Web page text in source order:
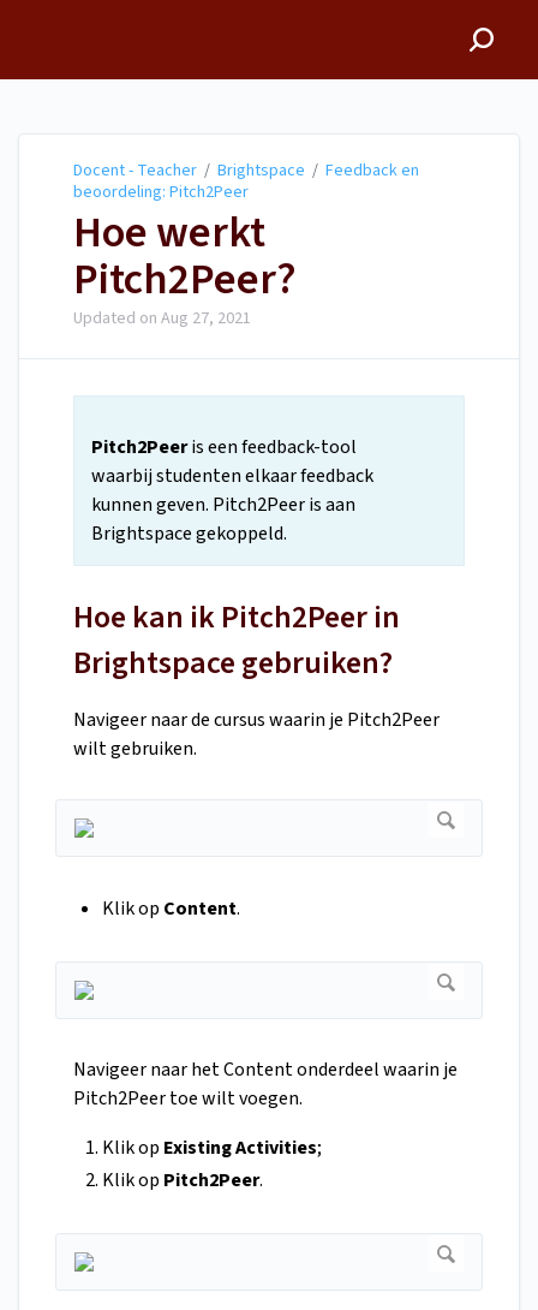
Docent - Teacher / Brightspace / Feedback en
beoordeling: Pitch2Peer
Hoe werkt
Pitch2Peer?
Updated on Aug 27, 2021
Pitch2Peeris een feedback-tool
waarbij studenten elkaar feedback
kunnen geven. Pitch2Peer is aan
Brightspace gekoppeld.
Hoe kan ik Pitch2Peer in
Brightspace gebruiken?
Navigeer naar de cursus waarin je Pitch2Peer
wilt gebruiken.
Klik op Content.
Navigeer naar het Content onderdeel waarin je
Pitch2Peer toe wilt voegen.
Klik op Existing Activities;
Klik op Pitch2Peer.